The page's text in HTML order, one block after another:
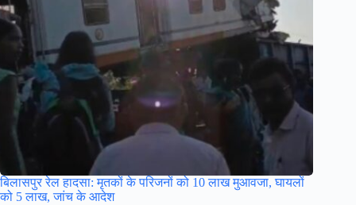
बिलासपुर रेल हादसा: मृतकों के परिजनों को 10 लाख मुआवजा, घायलों
को 5 लाख, जांच के आदेश